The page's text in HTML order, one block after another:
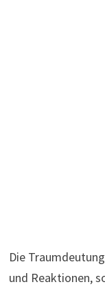
Die
und Reaktionen,